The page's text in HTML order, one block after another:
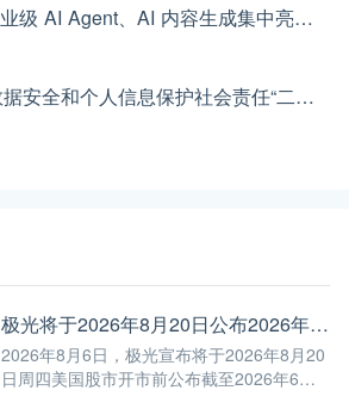
AI 客户互动、企业级 AI Agent、AI 内容生成集中亮相！极光旗下EngageLab WAIC 2026 现场回顾
极光获评CCIA数据安全和个人信息保护社会责任“二星级”单位
极光将于2026年8月20日公布2026年第二季度财报
2026年8月6日，极光宣布将于2026年8月20
日周四美国股市开市前公布截至2026年6月